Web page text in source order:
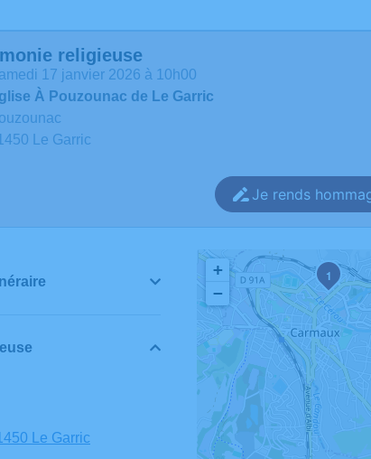
religieuse
samedi 17 janvier 2026 à 10h00
À Pouzounac de Le Garric
Le Garric
Je rends
Le Garric
1
+
−